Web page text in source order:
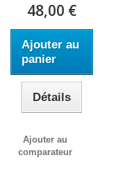
48,00 €
Ajouter au
panier
Détails
Ajouter au
comparateur